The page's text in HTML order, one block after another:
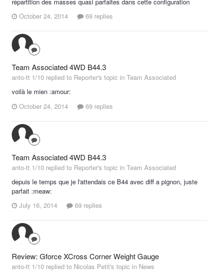
October 24, 2014
69 replies
Team Associated 4WD B44.3
anto-tt 1/10 replied to Reporter's topic in Team Associated
voilà le mien :amour:
October 24, 2014
69 replies
Team Associated 4WD B44.3
anto-tt 1/10 replied to Reporter's topic in Team Associated
depuis le temps que je l'attendais ce B44 avec diff a pignon, juste
parfait :meaw:
July 16, 2014
69 replies
Review: Gforce XCross Corner Weight Gauge
anto-tt 1/10 replied to Nicolas Petit's topic in News